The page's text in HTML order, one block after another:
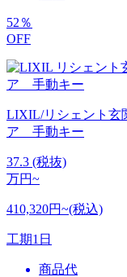
52 ％
OFF
LIXIL/リシェント
ア 手動キー
37.3 (税抜)
万円~
410,320円~(税込)
工期1日
商品代